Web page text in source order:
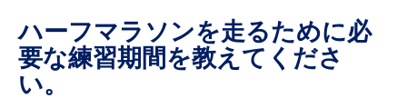
ハーフマラソンを走るために必
要な練習期間を教えてくださ
い。